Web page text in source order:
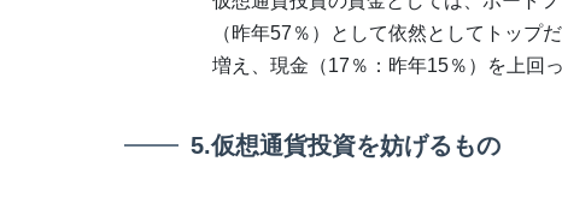
（昨年57％）として依然としてトップ
増え、現金（17％：昨年15％）を上回っ
5.仮想通貨投資を妨げるもの